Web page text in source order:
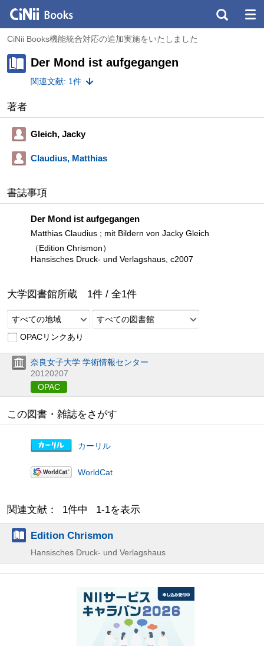
CiNii Books機能統合対応の追加実施をいたしました
Der Mond ist aufgegangen
関連文献: 1件
著者
Gleich, Jacky
Claudius, Matthias
書誌事項
Der Mond ist aufgegangen
Matthias Claudius ; mit Bildern von Jacky Gleich
（Edition Chrismon）
Hansisches Druck- und Verlagshaus, c2007
大学図書館所蔵 1件 / 全1件
すべての地域
すべての図書館
OPACリンクあり
奈良女子大学 学術情報センター
20120207
OPAC
この図書・雑誌をさがす
カーリル
WorldCat
関連文献： 1件中 1-1を表示
Edition Chrismon
Hansisches Druck- und Verlagshaus